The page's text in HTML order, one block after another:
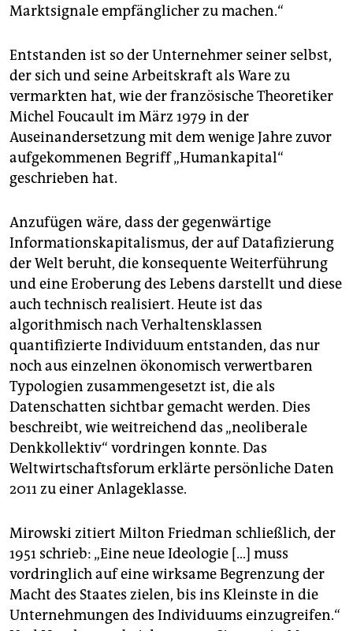
Marktsignale empfänglicher zu machen.“
Entstanden ist so der Unternehmer seiner selbst,
der sich und seine Arbeitskraft als Ware zu
vermarkten hat, wie der französische Theoretiker
Michel Foucault im März 1979 in der
Auseinandersetzung mit dem wenige Jahre zuvor
aufgekommenen Begriff „Humankapital“
geschrieben hat.
Anzufügen wäre, dass der gegenwärtige
Informationskapitalismus, der auf Datafizierung
der Welt beruht, die konsequente Weiterführung
und eine Eroberung des Lebens darstellt und diese
auch technisch realisiert. Heute ist das
algorithmisch nach Verhaltensklassen
quantifizierte Individuum entstanden, das nur
noch aus einzelnen ökonomisch verwertbaren
Typologien zusammengesetzt ist, die als
Datenschatten sichtbar gemacht werden. Dies
beschreibt, wie weitreichend das „neoliberale
Denkkollektiv“ vordringen konnte. Das
Weltwirtschaftsforum erklärte persönliche Daten
2011 zu einer Anlageklasse.
Mirowski zitiert Milton Fried­man schließlich, der
1951 schrieb: „Eine neue Ideologie […] muss
vordringlich auf eine wirksame Begrenzung der
Macht des Staates zielen, bis ins Kleinste in die
Unternehmungen des Individuums einzugreifen.“